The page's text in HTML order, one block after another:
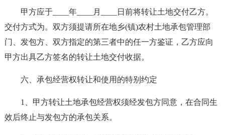
甲方应于____年____月____日前将转让土地交付乙方。
交付方式为。双方须提请所在地乡(镇)农村土地承包管理部
门、发包方、双方指定的第三者中的任一方鉴证，乙方应向
甲方出具乙方签名的转让土地交付收据。
六、承包经营权转让和使用的特别约定
1、甲方转让土地承包经营权须经发包方同意，在合同生
效后终止与发包方的承包关系。